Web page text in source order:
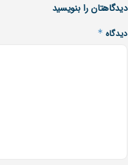
دیدگاهتان را بنویسید
دیدگاه *